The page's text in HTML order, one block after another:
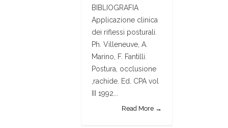
BIBLIOGRAFIA
Applicazione clinica
dei riflessi posturali.
Ph. Villeneuve, A.
Marino, F. Fantilli.
Postura, occlusione
,rachide. Ed. CPA vol
III 1992...
Read More →